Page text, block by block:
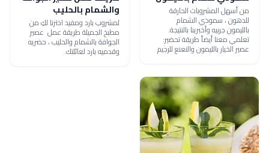
من أسهل المشروبات الحارقة
للدهون ، سموذي الشمام
بالليمون جربيه وأخبرينا بالنتيجة.
تعلمي معنا أيضاً طريقة تحضير:
عصير الخيار بالليمون والنعنع للرجيم
والشمام بالحليب
لمشروب بارد ومفيد اخترنا لكِ من
مطبخ الجميلة طريقة عمل عصير
الجوافة بالشمام والحليب ، حضريه
وقدميه بارد لعائلتك.